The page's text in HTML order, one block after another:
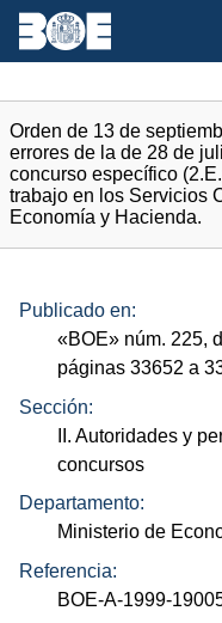
Orden de 13 de
errores de la de 28 de
concurso específico
trabajo en los Servicios
Economía y Hacienda.
Publicado en:
«BOE» núm. 225,
páginas 33652 a
Sección:
II. Autoridades y
concursos
Departamento:
Ministerio de
Referencia:
BOE-A-1999-